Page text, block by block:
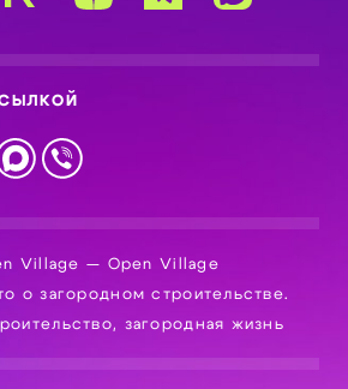
Village — Open Village
о загородном строительстве.
загородная жизнь